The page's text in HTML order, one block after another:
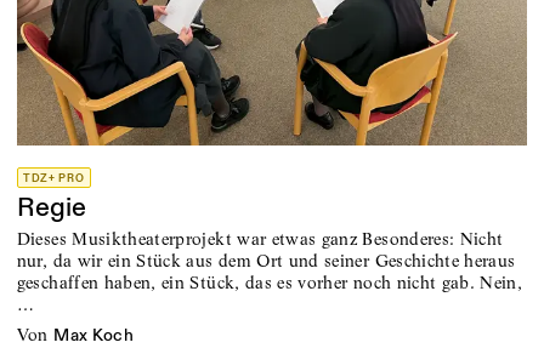
TDZ+ PRO
Regie
Dieses Musiktheaterprojekt war etwas ganz Besonderes: Nicht
nur, da wir ein Stück aus dem Ort und seiner Geschichte heraus
geschaffen haben, ein Stück, das es vorher noch nicht gab. Nein,
…
von Max Koch